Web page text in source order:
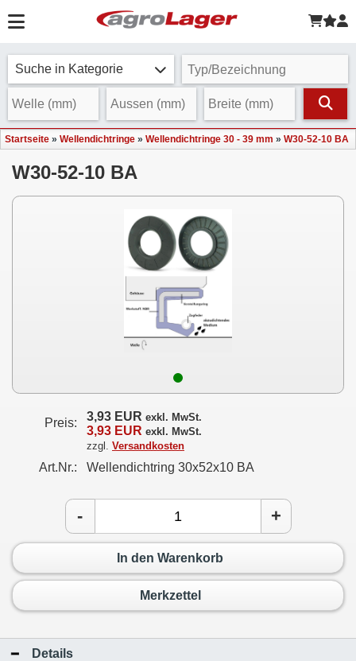
Suche in Kategorie
Startseite » Wellendichtringe » Wellendichtringe 30 - 39 mm » W30-52-10 BA
W30-52-10 BA
Preis: 3,93 EUR exkl. MwSt.
3,93 EUR exkl. MwSt.
zzgl. Versandkosten
Art.Nr.: Wellendichtring 30x52x10 BA
- +
In den Warenkorb
Merkzettel
Details